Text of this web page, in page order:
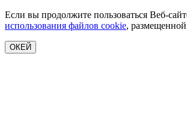
Если вы продолжите пользоваться Веб-
использования файлов cookie, размещенной
ОКЕЙ